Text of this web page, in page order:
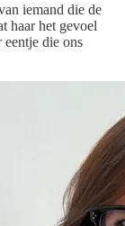
iemand die de
haar het gevoel
die ons